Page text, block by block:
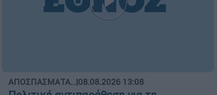
ΑΠΟΣΠΑΣΜΑΤΑ...|08.08.2026 13:08